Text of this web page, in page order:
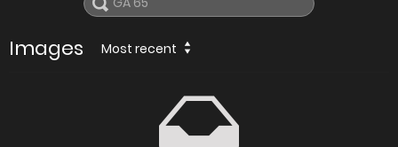
Images Most recent